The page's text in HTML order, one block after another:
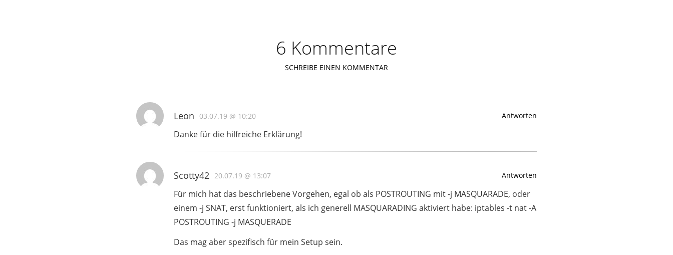
6 Kommentare
SCHREIBE EINEN KOMMENTAR
Leon Antworten
03.07.19 @ 10:20
Danke für die hilfreiche Erklärung!
Scotty42 Antworten
20.07.19 @ 13:07
Für mich hat das beschriebene Vorgehen, egal ob als POSTROUTING mit -j MASQUARADE, oder
einem -j SNAT, erst funktioniert, als ich generell MASQUARADING aktiviert habe: iptables -t nat -A
POSTROUTING -j MASQUERADE
Das mag aber spezifisch für mein Setup sein.